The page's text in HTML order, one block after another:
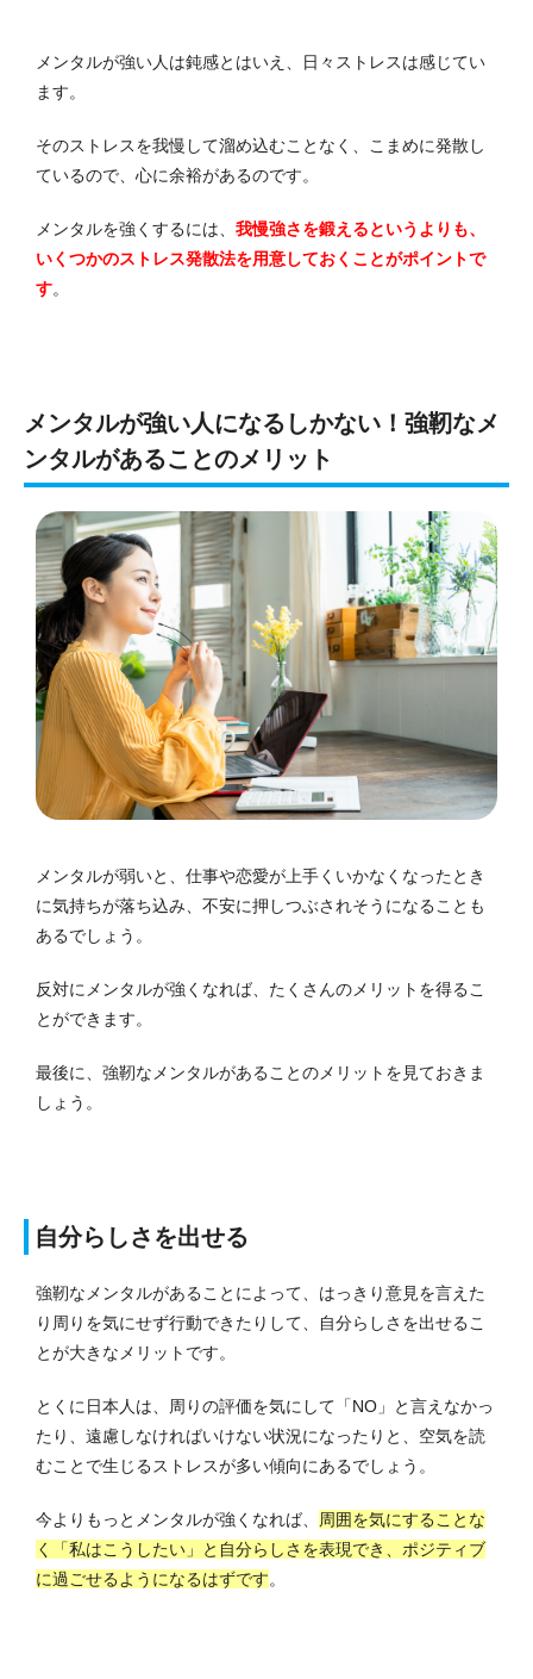
メンタルが強い人は鈍感とはいえ、日々ストレスは感じてい
ます。
そのストレスを我慢して溜め込むことなく、こまめに発散し
ているので、心に余裕があるのです。
メンタルを強くするには、 我慢強さを鍛えるというよりも、
いくつかのストレス発散法を用意しておくことがポイントで
す。
メンタルが強い人になるしかない！強靭なメ
ンタルがあることのメリット
メンタルが弱いと、仕事や恋愛が上手くいかなくなったとき
に気持ちが落ち込み、不安に押しつぶされそうになることも
あるでしょう。
反対にメンタルが強くなれば、たくさんのメリットを得るこ
とができます。
最後に、強靭なメンタルがあることのメリットを見ておきま
しょう。
自分らしさを出せる
強靭なメンタルがあることによって、はっきり意見を言えた
り周りを気にせず行動できたりして、自分らしさを出せるこ
とが大きなメリットです。
とくに日本人は、周りの評価を気にして「NO」と言えなかっ
たり、遠慮しなければいけない状況になったりと、空気を読
むことで生じるストレスが多い傾向にあるでしょう。
今よりもっとメンタルが強くなれば、
周囲を気にすることな
く「私はこうしたい」と自分らしさを表現でき、ポジティブ
に過ごせるようになるはずです。